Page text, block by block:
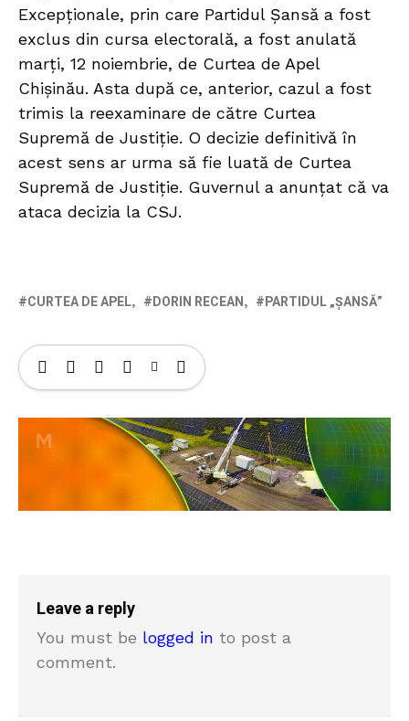
Excepționale, prin care Partidul Șansă a fost
exclus din cursa electorală, a fost anulată
marți, 12 noiembrie, de Curtea de Apel
Chișinău. Asta după ce, anterior, cazul a fost
trimis la reexaminare de către Curtea
Supremă de Justiție. O decizie definitivă în
acest sens ar urma să fie luată de Curtea
Supremă de Justiție. Guvernul a anunțat că va
ataca decizia la CSJ.
CURTEA DE APEL DORIN RECEAN PARTIDUL „ȘANSĂ”
Leave a reply
You must be logged in to post a
comment.